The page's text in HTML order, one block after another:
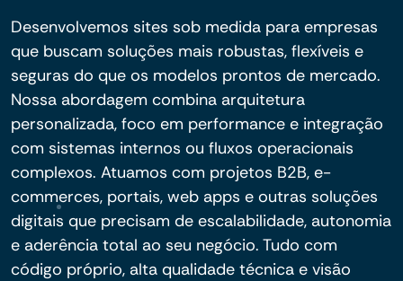
Desenvolvemos sites sob medida para empresas
que buscam soluções mais robustas, flexíveis e
seguras do que os modelos prontos de mercado.
Nossa abordagem combina arquitetura
personalizada, foco em performance e integração
com sistemas internos ou fluxos operacionais
complexos. Atuamos com projetos B2B, e-
commerces, portais, web apps e outras soluções
digitais que precisam de escalabilidade, autonomia
e aderência total ao seu negócio. Tudo com
código próprio, alta qualidade técnica e visão